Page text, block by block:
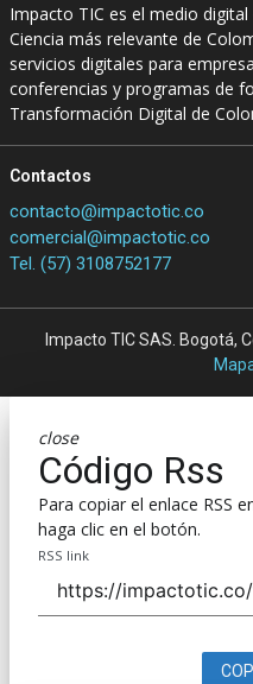
Impacto TIC es el medio
Ciencia más relevante de
servicios digitales para
conferencias y programas de
Transformación Digital de
Contactos
contacto@impactotic.co
comercial@impactotic.co
Tel. (57) 3108752177
Impacto TIC SAS. Bogotá,
close
Código Rss
Para copiar el enlace RSS
haga clic en el botón.
RSS link